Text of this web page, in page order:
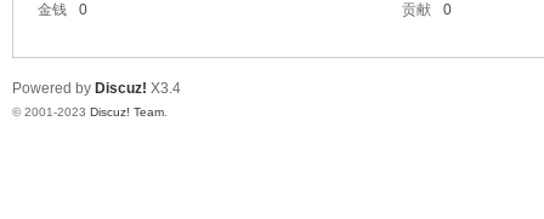
金钱
0 贡献 0
Powered by Discuz! X3.4
© 2001-2023 Discuz! Team